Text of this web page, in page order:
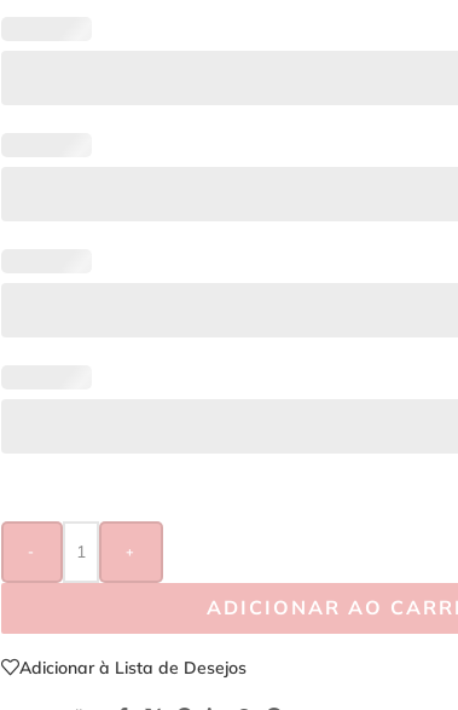
- +
ADICIONAR AO
Adicionar à Lista de Desejos